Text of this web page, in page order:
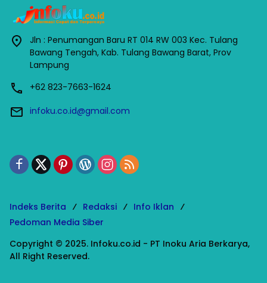
Jln : Penumangan Baru RT 014 RW 003 Kec. Tulang
Bawang Tengah, Kab. Tulang Bawang Barat, Prov
Lampung
+62 823-7663-1624
infoku.co.id@gmail.com
Indeks Berita Redaksi
Info Iklan
Pedoman Media Siber
Copyright © 2025. Infoku.co.id - PT Inoku Aria Berkarya,
All Right Reserved.